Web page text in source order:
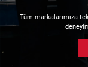
Tüm markalarımıza